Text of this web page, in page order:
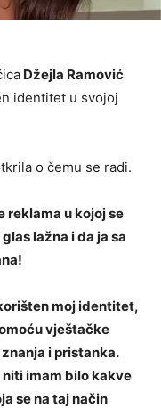
Džejla Ramović
identitet u svojoj
o čemu se radi.
reklama u kojoj se
lažna i da ja sa
moj identitet,
vještačke
i pristanka.
imam bilo kakve
se na taj način